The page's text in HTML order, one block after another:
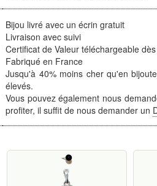
Bijou livré avec un écrin gratuit
Livraison avec suivi
Certificat de Valeur téléchargeable
Fabriqué en France
Jusqu'à 40% moins cher qu'en
élevés.
Vous pouvez également nous
profiter, il suffit de nous demander un